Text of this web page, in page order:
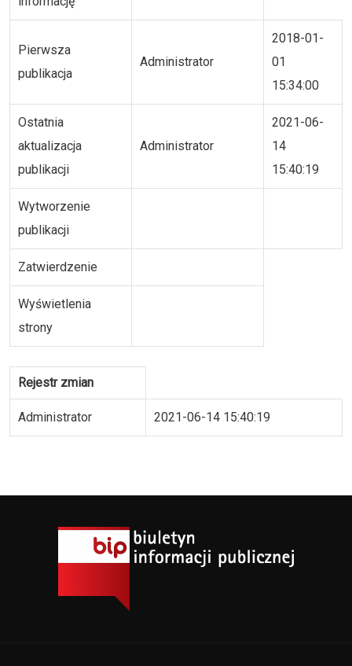
Pierwsza
publikacja
Administrator
2018-01-
01
15:34:00
Ostatnia
aktualizacja
publikacji
Administrator
2021-06-
14
15:40:19
Wytworzenie
publikacji
Zatwierdzenie
Wyświetlenia
strony
Rejestr zmian
Administrator 2021-06-14 15:40:19